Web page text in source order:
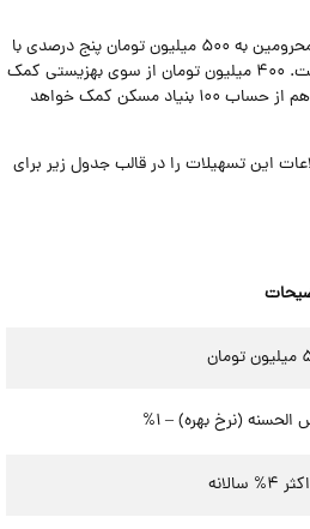
امسال مبلغ تسهیلات مسکن محرومین به 500 میلیون تومان پنج درصدی با
بازپرداخت 20 ساله رسیده است. 400 میلیون تومان از سوی بهزیستی کمک
می شود و 100 میلیون تومان هم از حساب 100 بنیاد مسکن کمک خواهد
تسهیلات را در قالب جدول زیر برای
(نرخ بهره) – 1%